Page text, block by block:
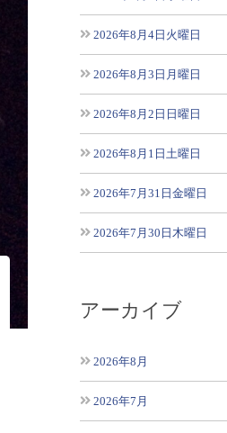
2026年8月4日火曜日
2026年8月3日月曜日
2026年8月2日日曜日
2026年8月1日土曜日
2026年7月31日金曜日
2026年7月30日木曜日
アーカイブ
2026年8月
2026年7月